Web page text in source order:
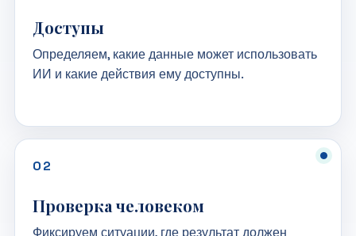
Доступы
Определяем, какие данные может использовать
ИИ и какие действия ему доступны.
02
Проверка человеком
Фиксируем ситуации, где результат должен